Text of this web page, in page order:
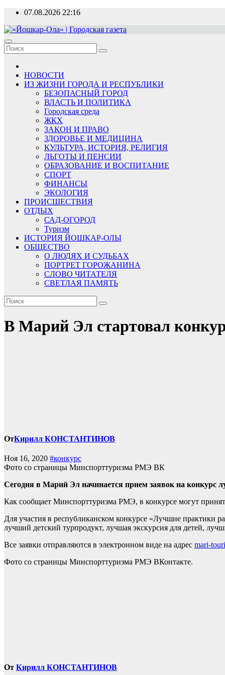
Перейти
содержимому
07.08.2026 22:16
«Йошкар-Ола» | Городская газета
Новости, события, люди
НОВОСТИ
ИЗ ЖИЗНИ ГОРОДА И РЕСПУБЛИКИ
БЕЗОПАСНЫЙ ГОРОД
ВЛАСТЬ И ПОЛИТИКА
Городская среда
ЖКХ
ЗАКОН И ПРАВО
ЗДОРОВЬЕ И МЕДИЦИНА
КУЛЬТУРА, ИСТОРИЯ, РЕЛИГИЯ
ЛЬГОТЫ И ПЕНСИИ
ОБРАЗОВАНИЕ И ВОСПИТАНИЕ
СПОРТ
ФИНАНСЫ
ЭКОЛОГИЯ
ПРОИСШЕСТВИЯ
ОТДЫХ
САД-ОГОРОД
Туризм
ИСТОРИЯ ЙОШКАР-ОЛЫ
ОБЩЕСТВО
О ЛЮДЯХ И СУДЬБАХ
ПОРТРЕТ ГОРОЖАНИНА
СЛОВО ЧИТАТЕЛЯ
СВЕТЛАЯ ПАМЯТЬ
В Марий Эл стартовал
ОтКирилл КОНСТАНТИНОВ
Ноя 16, 2020 #конкурс
Фото со страницы Минспорттуризма РМЭ ВК
Сегодня в Марий Эл начинается прием заявок на конкурс
Как сообщает Минспорттуризма РМЭ, в конкурсе могут
Для участия в республиканском конкурсе «Лучшие практики
лучший детский турпродукт, лучшая экскурсия для детей,
Все заявки отправляются в электронном виде на адрес mari-
Фото со страницы Минспорттуризма РМЭ ВКонтакте.
От Кирилл КОНСТАНТИНОВ